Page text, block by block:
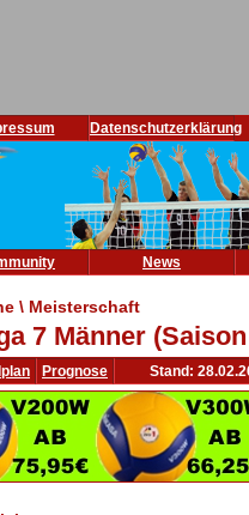
Datenschutzerklärung
News
\ Meisterschaft
7 Männer (Saison
Prognose Stand: